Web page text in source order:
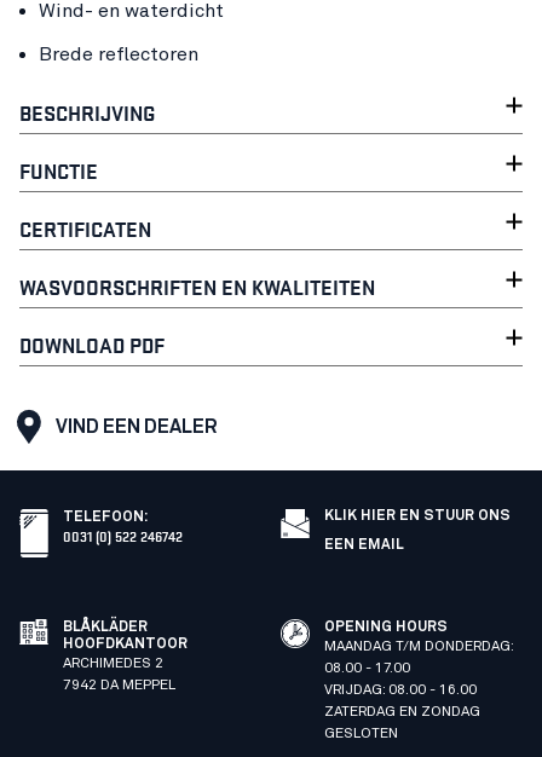
Wind- en waterdicht
Brede reflectoren
BESCHRIJVING
FUNCTIE
CERTIFICATEN
WASVOORSCHRIFTEN EN KWALITEITEN
DOWNLOAD PDF
VIND EEN DEALER
TELEFOON :
0031 (0) 522 246742
KLIK HIER EN STUUR ONS
EEN EMAIL
BLÅKLÄDER
HOOFDKANTOOR
ARCHIMEDES 2
7942 DA MEPPEL
OPENING HOURS
MAANDAG T/M DONDERDAG:
08.00 - 17.00
VRIJDAG: 08.00 - 16.00
ZATERDAG EN ZONDAG
GESLOTEN